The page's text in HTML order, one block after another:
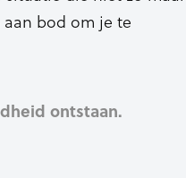
bod om je te
ontstaan.